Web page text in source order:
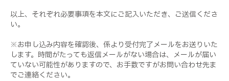
以上、それぞれ必要事項を本文にご記入いただき、ご送信くださ
い。
※お申し込み内容を確認後、係より受付完了メールをお送りいた
します。時間がたっても返信メールがない場合は、メールが届い
ていない可能性がありますので、お手数ですがお問い合わせ先ま
でご連絡ください。